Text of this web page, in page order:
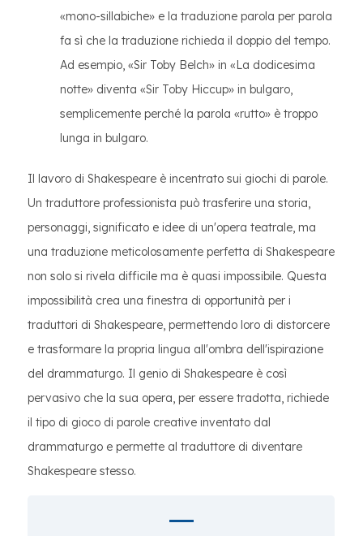
«mono-sillabiche» e la traduzione parola per parola
fa sì che la traduzione richieda il doppio del tempo.
Ad esempio, «Sir Toby Belch» in «La dodicesima
notte» diventa «Sir Toby Hiccup» in bulgaro,
semplicemente perché la parola «rutto» è troppo
lunga in bulgaro.
Il lavoro di Shakespeare è incentrato sui giochi di parole.
Un traduttore professionista può trasferire una storia,
personaggi, significato e idee di un'opera teatrale, ma
una traduzione meticolosamente perfetta di Shakespeare
non solo si rivela difficile ma è quasi impossibile. Questa
impossibilità crea una finestra di opportunità per i
traduttori di Shakespeare, permettendo loro di distorcere
e trasformare la propria lingua all'ombra dell'ispirazione
del drammaturgo. Il genio di Shakespeare è così
pervasivo che la sua opera, per essere tradotta, richiede
il tipo di gioco di parole creative inventato dal
drammaturgo e permette al traduttore di diventare
Shakespeare stesso.